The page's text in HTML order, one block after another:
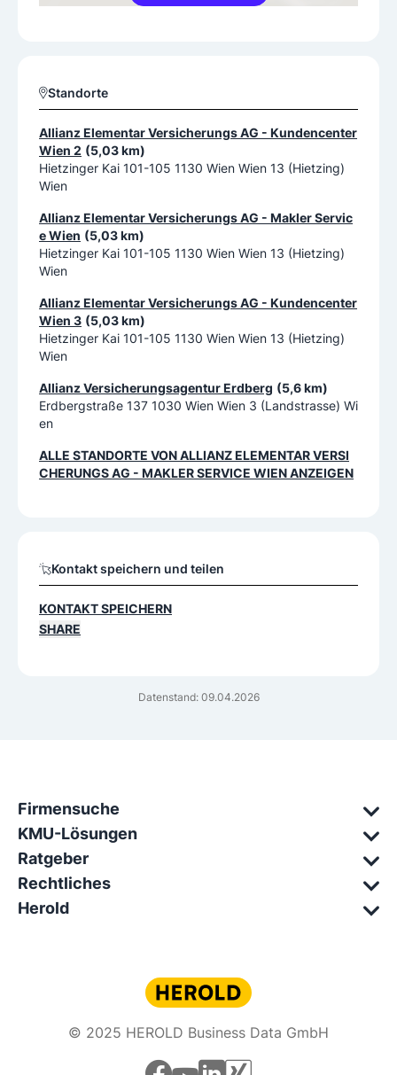
Datenstand: 09.04.2026
Standorte
Allianz Elementar Versicherungs AG - Kundencenter
Wien 2 (5,03 km)
Hietzinger Kai 101-105 1130 Wien Wien 13 (Hietzing)
Wien
Allianz Elementar Versicherungs AG - Makler Servic
e Wien (5,03 km)
Hietzinger Kai 101-105 1130 Wien Wien 13 (Hietzing)
Wien
Allianz Elementar Versicherungs AG - Kundencenter
Wien 3 (5,03 km)
Hietzinger Kai 101-105 1130 Wien Wien 13 (Hietzing)
Wien
Allianz Versicherungsagentur Erdberg (5,6 km)
Erdbergstraße 137 1030 Wien Wien 3 (Landstrasse) Wi
en
ALLE STANDORTE VONALLIANZ ELEMENTAR VERSI
CHERUNGS AG - MAKLER SERVICE WIENANZEIGEN
Kontakt speichern und teilen
KONTAKT SPEICHERN
SHARE
Firmensuche
KMU-Lösungen
Ratgeber
Rechtliches
Herold
© 2025 HEROLD Business Data GmbH